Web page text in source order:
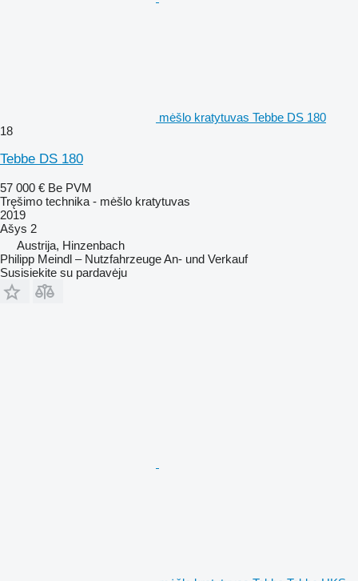
mėšlo kratytuvas Tebbe DS 180
18
Tebbe DS 180
57 000 € Be PVM
Tręšimo technika - mėšlo kratytuvas
2019
Ašys 2
Austrija, Hinzenbach
Philipp Meindl – Nutzfahrzeuge An- und Verkauf
Susisiekite su pardavėju